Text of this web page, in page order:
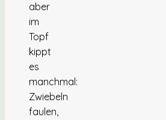
aber
im
Topf
kippt
es
manchmal:
Zwiebeln
faulen,